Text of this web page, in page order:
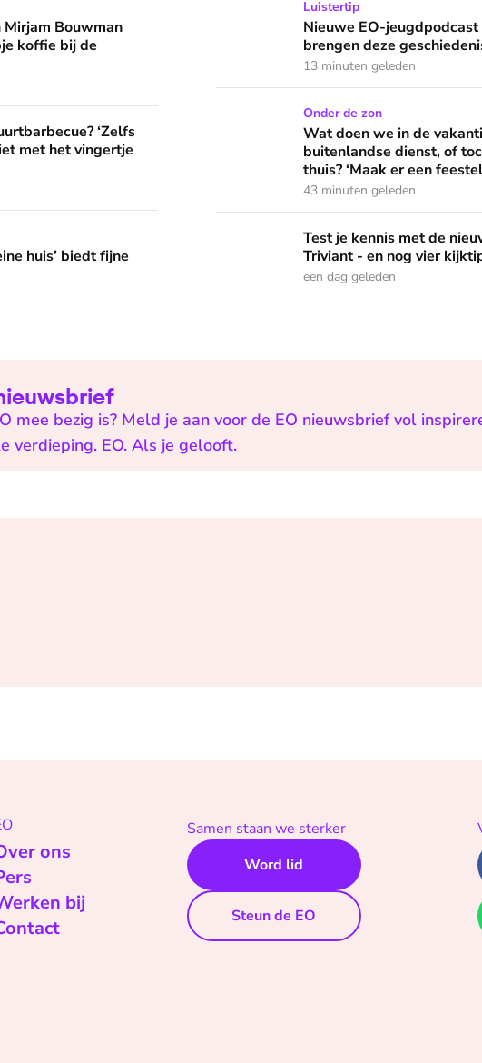
eruit? 'Begin de dag met een kopje koffie bij de stacaravan'
Mirjam Bouwman
koffie bij de
als buren vloeken, kun je beter niet met het vingertje wijzen’
‘Zelfs
met het vingertje
huifkarromantiek
huis’ biedt fijne
Nieuwe EO-jeugdpodcast
Luistertip
Nieuwe EO-
brengen deze
13 minuten geleden
Wat doen we in de vakantie op
Onder de zon
Wat doen we in de
buitenlandse dienst, of
thuis? ‘Maak er een
43 minuten geleden
Test je kennis met de nieuwe
Test je kennis met de
Triviant - en nog vier
een dag geleden
mee bezig is? Meld je aan voor de EO nieuwsbrief vol
verdieping. EO. Als je gelooft.
ons
bij
Samen staan we sterker
Word lid
Steun de EO